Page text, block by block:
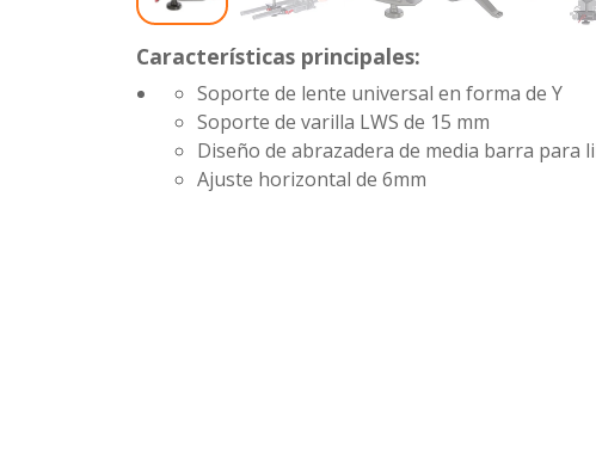
Características principales:
Soporte de lente universal en forma de Y
Soporte de varilla LWS de 15 mm
Diseño de abrazadera de media barra para
Ajuste horizontal de 6mm